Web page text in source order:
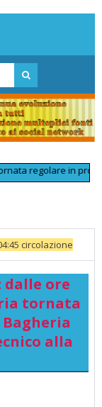
in
circolazione
dopo un
dalle ore
tornata
alla